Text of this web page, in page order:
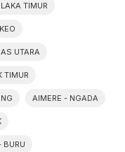
TIMUR
UTARA
TIMUR
AIMERE - NGADA
BURU